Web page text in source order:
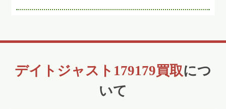
デイトジャスト179179買取につ
いて